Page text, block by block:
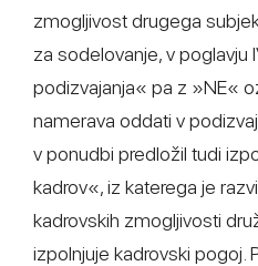
zmogljivost drugega
za sodelovanje, v poglavju
podizvajanja« pa z »NE«
namerava oddati v
v ponudbi predložil tudi
kadrov«, iz katerega je
kadrovskih zmogljivosti
izpolnjuje kadrovski pogoj.